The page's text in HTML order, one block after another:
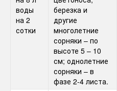
воды
на 2
сотки
березка и
другие
многолетние
сорняки – по
высоте 5 – 10
см; однолетние
сорняки – в
фазе 2-4 листа.